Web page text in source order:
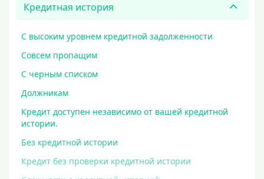
Кредитная история
С высоким уровнем кредитной задолженности
Совсем пропащим
С черным списком
Должникам
Кредит доступен независимо от вашей кредитной
истории.
Без кредитной истории
Кредит без проверки кредитной истории